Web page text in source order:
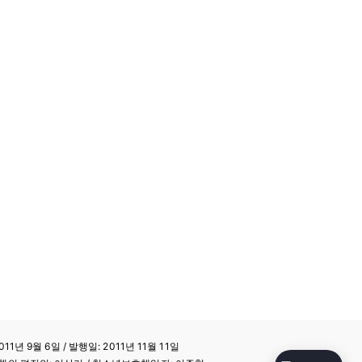
년 9월 6일 / 발행일: 2011년 11월 11일